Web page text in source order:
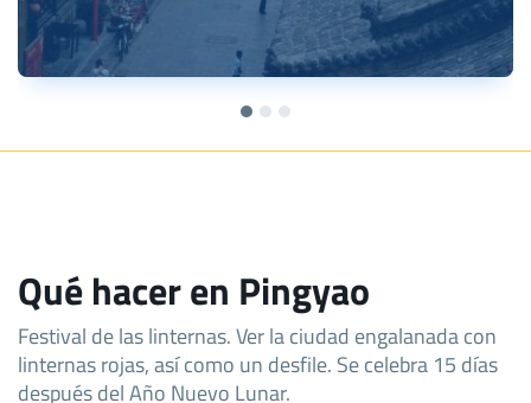
Qué hacer en Pingyao
Festival de las linternas. Ver la ciudad engalanada con
linternas rojas, así como un desfile. Se celebra 15 días
después del Año Nuevo Lunar.